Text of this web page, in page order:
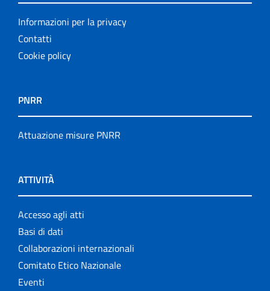
Informazioni per la privacy
Contatti
Cookie policy
PNRR
Attuazione misure PNRR
ATTIVITÀ
Accesso agli atti
Basi di dati
Collaborazioni internazionali
Comitato Etico Nazionale
Eventi